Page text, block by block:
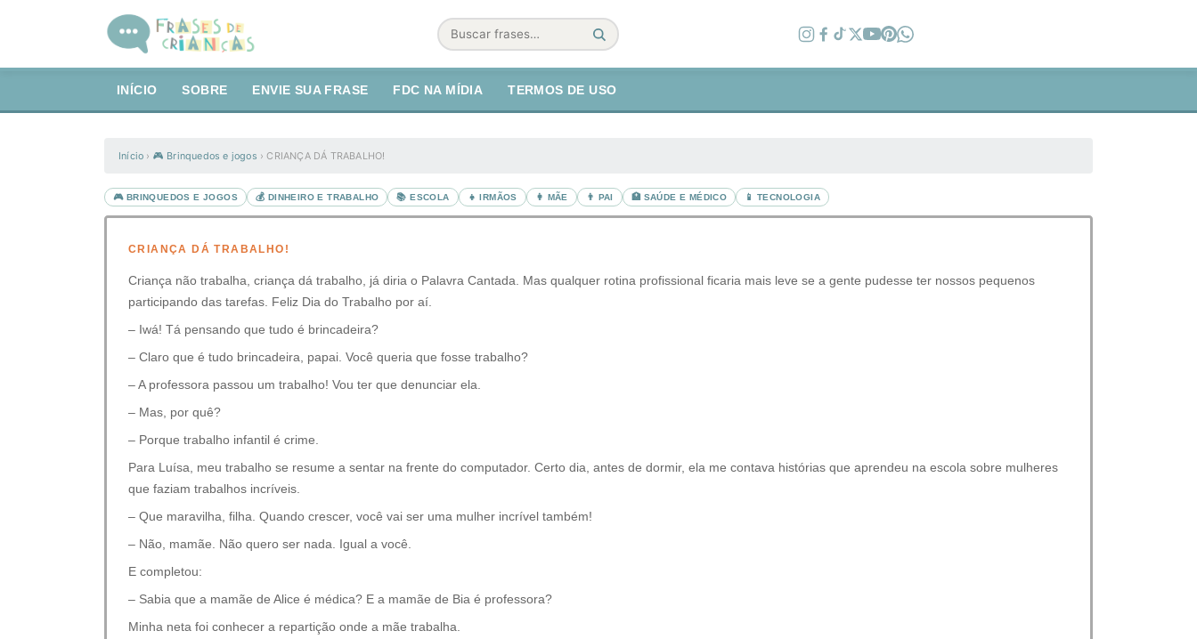
Buscar
INÍCIO SOBRE ENVIE SUA FRASE FDC NA MÍDIA TERMOS DE USO
Início › 🎮 Brinquedos e jogos ›CRIANÇA DÁ TRABALHO!
🎮 BRINQUEDOS E JOGOS 💰 DINHEIRO E TRABALHO 📚 ESCOLA 👧 IRMÃOS 👩 MÃE 👨 PAI 🏥 SAÚDE E MÉDICO 📱 TECNOLOGIA
CRIANÇA DÁ TRABALHO!
Criança não trabalha, criança dá trabalho, já diria o Palavra Cantada. Mas qualquer rotina profissional ficaria mais leve se a gente pudesse ter nossos pequenos
participando das tarefas. Feliz Dia do Trabalho por aí.
– Iwá! Tá pensando que tudo é brincadeira?
– Claro que é tudo brincadeira, papai. Você queria que fosse trabalho?
– A professora passou um trabalho! Vou ter que denunciar ela.
– Mas, por quê?
– Porque trabalho infantil é crime.
Para Luísa, meu trabalho se resume a sentar na frente do computador. Certo dia, antes de dormir, ela me contava histórias que aprendeu na escola sobre mulheres
que faziam trabalhos incríveis.
– Que maravilha, filha. Quando crescer, você vai ser uma mulher incrível também!
– Não, mamãe. Não quero ser nada. Igual a você.
E completou:
– Sabia que a mamãe de Alice é médica? E a mamãe de Bia é professora?
Minha neta foi conhecer a repartição onde a mãe trabalha.